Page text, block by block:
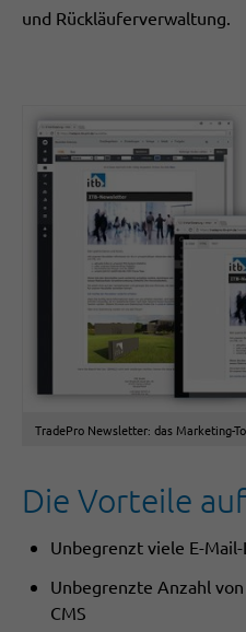
und Rückläuferverwaltung.
TradePro Newsletter: das Marketing-
Die Vorteile
Unbegrenzt viele E-
Unbegrenzte Anzahl
CMS